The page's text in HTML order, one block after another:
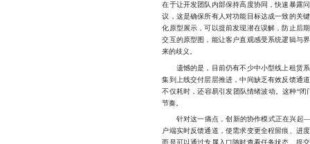
在于让开发团队内部保持高度协同，快速暴露
议，这是确保所有人对功能目标达成一致的关
化原型展示，可以提前发现潜在误解，防止后
交互的原型图，能让客户直观感受系统逻辑与
来的歧义。
遗憾的是，目前仍有不少中小型线上租赁系
集到上线交付层层推进，中间缺乏有效反馈通
不仅耗时，还容易引发团队情绪波动。这种“
节奏。
针对这一痛点，创新的协作模式正在兴起
户端实时反馈通道，使需求变更全程留痕、进
而是可以通过专属入口随时查看任务状态、提